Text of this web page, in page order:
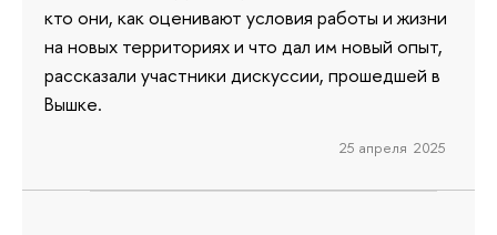
кто они, как оценивают условия работы и жизни
на новых территориях и что дал им новый опыт,
рассказали участники дискуссии, прошедшей в
Вышке.
25 апреля 2025